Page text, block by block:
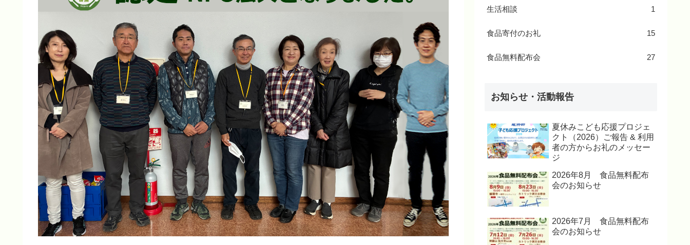
生活相談 1
食品寄付のお礼 15
食品無料配布会 27
お知らせ・活動報告
夏休みこども応援プロジェ
クト（2026）ご報告 & 利用
者の方からお礼のメッセー
ジ
2026年8月 食品無料配布
会のお知らせ
2026年7月 食品無料配布
会のお知らせ